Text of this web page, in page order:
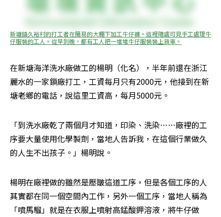
新塘鎮久裕村的打工者在簡易的大棚下加工牛仔褲。這裡隨處可見手工處理牛
仔服裝的工人。從早到晚，都有工人把一堆堆牛仔服裝裝上貨車。
在新塘海洋洗水廠做工的楊明（化名），半年前還在浙江
麗水的一家鎖廠打工，工資每月只有2000元，他接到在新
塘老鄉的電話，說這里工資高，每月5000元。
「到洗水廠乾了兩個月才知道，印染、洗染……廠裡的工
序要大量使用化學製劑，當地人告訴我，在這個行業做久
的人生不出孩子。」楊明說。
楊明在廠裡做的雖然是壓皺這道工序，但是各個工序的人
其實都在同一個空間內工作，另外一個工序，當地人稱為
「噴馬騮」就是在衣服上噴射高錳酸鉀溶液，將牛仔做